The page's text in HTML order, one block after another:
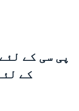
پی سی کے
کے